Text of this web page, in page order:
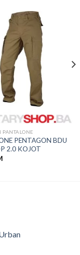
PANTALONE
PENTAGON BDU
2.0 KOJOT